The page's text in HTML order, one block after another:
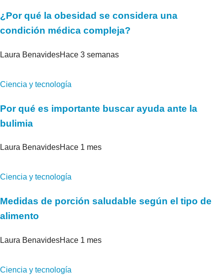
¿Por qué la obesidad se considera una
condición médica compleja?
Laura BenavidesHace 3 semanas
Ciencia y tecnología
Por qué es importante buscar ayuda ante la
bulimia
Laura BenavidesHace 1 mes
Ciencia y tecnología
Medidas de porción saludable según el tipo de
alimento
Laura BenavidesHace 1 mes
Ciencia y tecnología